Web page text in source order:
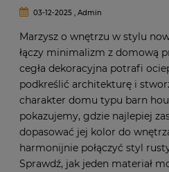
03-12-2025 , Admin
Marzysz o wnętrzu w stylu
łączy minimalizm z domową
cegła dekoracyjna potrafi
podkreślić architekturę i
charakter domu typu barn
pokazujemy, gdzie najlepiej
dopasować jej kolor do
harmonijnie połączyć styl
Sprawdź, jak jeden materiał